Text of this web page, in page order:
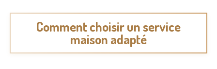
Comment choisir un service
maison adapté